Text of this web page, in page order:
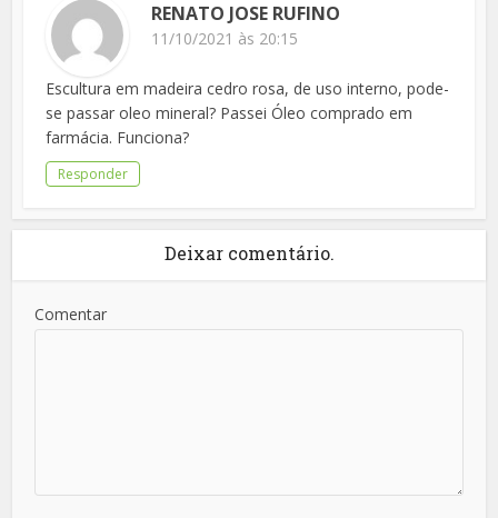
RENATO JOSE RUFINO
11/10/2021 às 20:15
Escultura em madeira cedro rosa, de uso interno, pode-
se passar oleo mineral? Passei Óleo comprado em
farmácia. Funciona?
Responder
Deixar comentário.
Comentar